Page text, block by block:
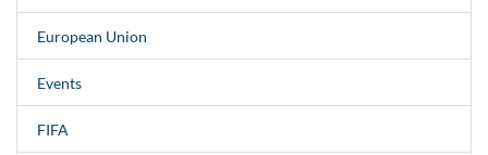
European Union
Events
FIFA